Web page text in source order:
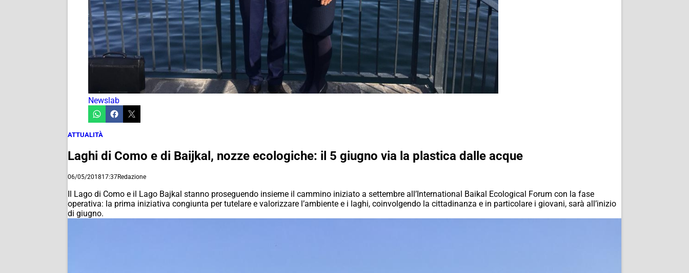
Newslab
ATTUALITÀ
Laghi di Como e di Baijkal, nozze ecologiche: il 5 giugno via la plastica dalle acque
06/05/201817:37Redazione
Il Lago di Como e il Lago Bajkal stanno proseguendo insieme il cammino iniziato a settembre all’International Baikal Ecological Forum con la fase
operativa: la prima iniziativa congiunta per tutelare e valorizzare l’ambiente e i laghi, coinvolgendo la cittadinanza e in particolare i giovani, sarà all’inizio
di giugno.